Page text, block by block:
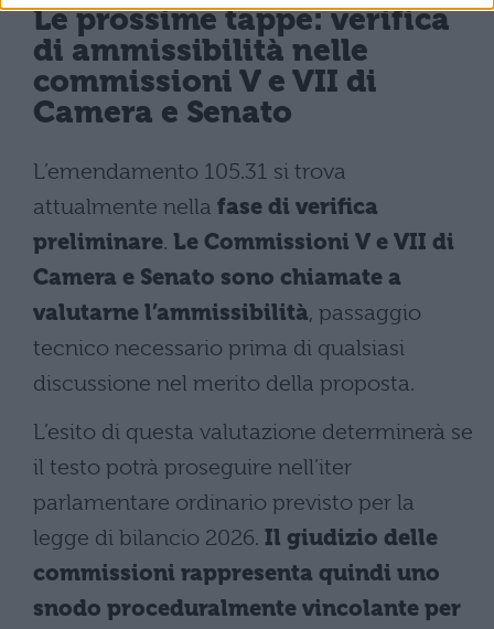
Le prossime tappe: verifica
di ammissibilità nelle
commissioni V e VII di
Camera e Senato
L’emendamento 105.31 si trova
attualmente nella fase di verifica
preliminare. Le Commissioni V e VII di
Camera e Senato sono chiamate a
valutarne l’ammissibilità, passaggio
tecnico necessario prima di qualsiasi
discussione nel merito della proposta.
L’esito di questa valutazione determinerà se
il testo potrà proseguire nell’iter
parlamentare ordinario previsto per la
legge di bilancio 2026. Il giudizio delle
commissioni rappresenta quindi uno
snodo proceduralmente vincolante per